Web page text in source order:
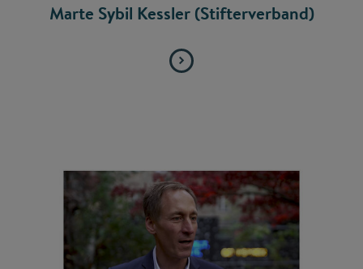
Marte Sybil Kessler (Stifterverband)